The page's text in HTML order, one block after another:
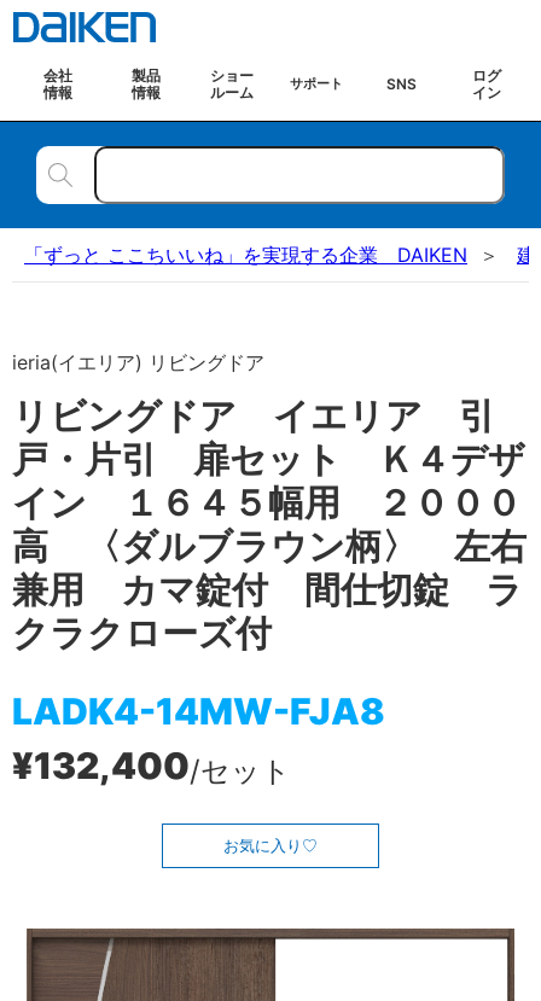
会社
情報
製品
情報
ショー
ルーム
サポート SNS
ログ
イン
「ずっと ここちいいね」を実現する企業 DAIKEN 建
ieria(イエリア) リビングドア
リビングドア イエリア 引
戸・片引 扉セット Ｋ４デザ
イン １６４５幅用 ２０００
高 〈ダルブラウン柄〉 左右
兼用 カマ錠付 間仕切錠 ラ
クラクローズ付
LADK4-14MW-FJA8
¥132,400/セット
お気に入り